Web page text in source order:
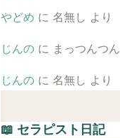
やどめ に 名無し より
じんの に まっつんつん
じんの に 名無し より
📖 セラピスト日記